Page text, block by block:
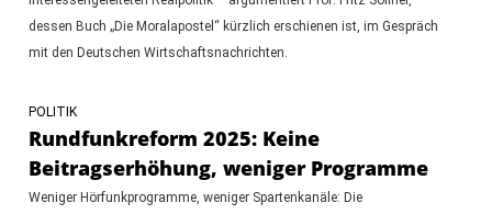
dessen Buch „Die Moralapostel“ kürzlich erschienen ist, im Gespräch
mit den Deutschen Wirtschaftsnachrichten.
POLITIK
Rundfunkreform 2025: Keine
Beitragserhöhung, weniger Programme
Weniger Hörfunkprogramme, weniger Spartenkanäle: Die